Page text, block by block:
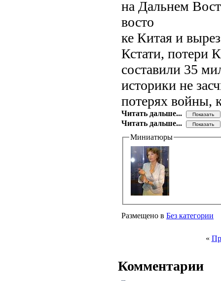
на Дальнем
восто
ке Китая и
Кстати, потери
составили 35
историки не
потерях войны,
Читать дальше...
Читать дальше...
Миниатюры
Размещено в Без категории
«
Комментарии